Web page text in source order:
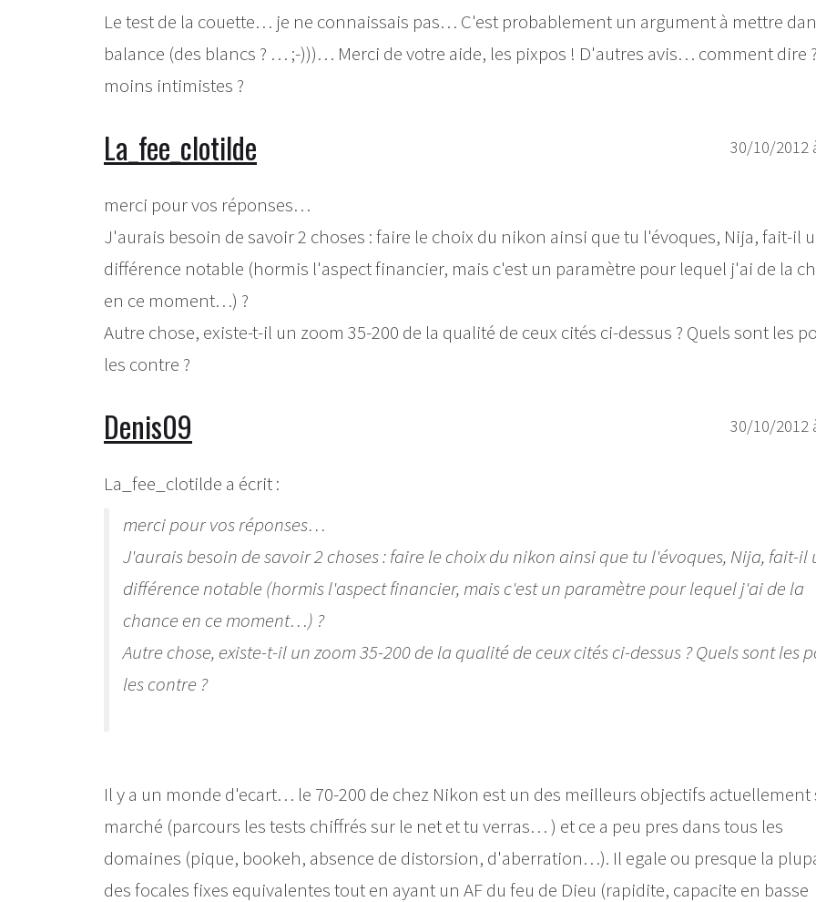
Le test de la couette… je ne connaissais pas… C'est probablement un argument à mettre
balance (des blancs ? … ;-)))… Merci de votre aide, les pixpos ! D'autres avis… comment dire
moins intimistes ?
30/10/2012
La_fee_clotilde
merci pour vos réponses…
J'aurais besoin de savoir 2 choses : faire le choix du nikon ainsi que tu l'évoques, Nija, fait-il
différence notable (hormis l'aspect financier, mais c'est un paramètre pour lequel j'ai de la
en ce moment…) ?
Autre chose, existe-t-il un zoom 35-200 de la qualité de ceux cités ci-dessus ? Quels sont les
les contre ?
30/10/2012
Denis09
La_fee_clotilde a écrit :
merci pour vos réponses…
J'aurais besoin de savoir 2 choses : faire le choix du nikon ainsi que tu l'évoques, Nija, fait-il
différence notable (hormis l'aspect financier, mais c'est un paramètre pour lequel j'ai de la
chance en ce moment…) ?
Autre chose, existe-t-il un zoom 35-200 de la qualité de ceux cités ci-dessus ? Quels sont les
les contre ?
Il y a un monde d'ecart… le 70-200 de chez Nikon est un des meilleurs objectifs actuellement
marché (parcours les tests chiffrés sur le net et tu verras… ) et ce a peu pres dans tous les
domaines (pique, bookeh, absence de distorsion, d'aberration…). Il egale ou presque la
des focales fixes equivalentes tout en ayant un AF du feu de Dieu (rapidite, capacite en basse